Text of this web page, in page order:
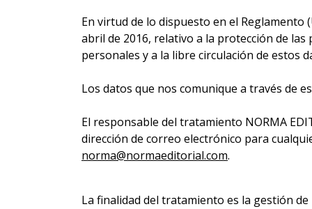
En virtud de lo dispuesto en el Reglamento
abril de 2016, relativo a la protección de
personales y a la libre circulación de estos
Los datos que nos comunique a través de
El responsable del tratamiento NORMA
dirección de correo electrónico para
norma@normaeditorial.com.
La finalidad del tratamiento es la gestión